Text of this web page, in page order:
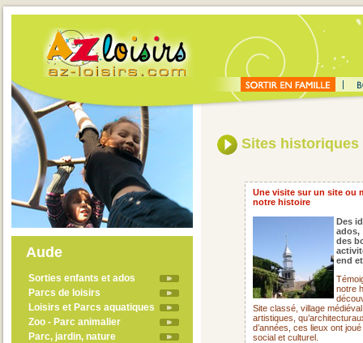
Aude
Sorties enfants et ados
Parcs de loisirs
Loisirs et Parcs aquatiques
Zoo - Parc animalier
Parc, jardin, nature
Sites historiques
Une visite sur un site ou
notre histoire
Des
ados,
des
end
notre
Site classé, village
artistiques,
d’années, ces lieux ont
social et culturel.